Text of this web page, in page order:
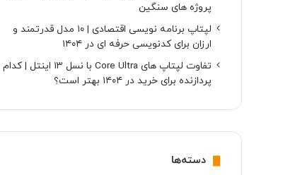
پروژه های سنگین
لپتاپ برنامه نویسی اقتصادی | ۱۰ مدل قدرتمند و
ارزان برای کدنویسی حرفه ای در ۱۴۰۴
تفاوت لپتاپ های Core Ultra با نسل ۱۳ اینتل | کدام
پردازنده برای خرید در ۱۴۰۴ بهتر است؟
دسته‌ها